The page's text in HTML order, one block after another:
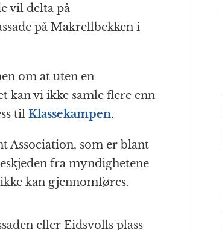
vil delta på
på Makrellbekken i
om at uten en
kan vi ikke samle flere enn
til Klassekampen.
Association, som er blant
fra myndighetene
kan gjennomføres.
eller Eidsvolls plass